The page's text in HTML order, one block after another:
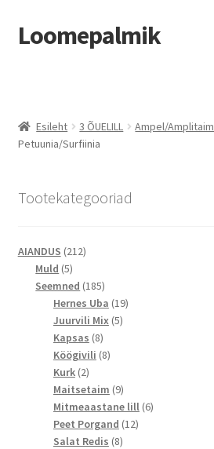
Loomepalmik
Esileht 3 ÕUELILL Ampel/Amplitaim
Petuunia/Surfiinia
Tootekategooriad
AIANDUS 212212
Muld 55
toodet
Seemned 185185
toodet
Hernes Uba 1919
Juurvili Mix 55
Kapsas 88
toodet
Köögivili 88
Kurk 22
toodet
Maitsetaim 99
toodet
Mitmeaastane lill 66
Peet Porgand 1212
Salat Redis 88